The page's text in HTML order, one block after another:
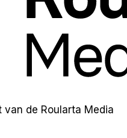
van de Roularta Media